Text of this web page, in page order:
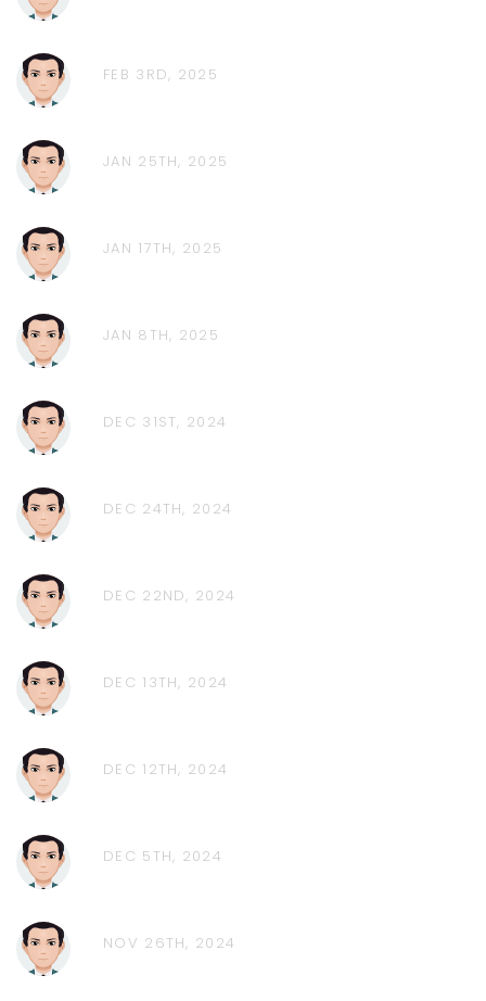
FEB 3RD, 2025
JAN 25TH, 2025
JAN 17TH, 2025
JAN 8TH, 2025
DEC 31ST, 2024
DEC 24TH, 2024
DEC 22ND, 2024
DEC 13TH, 2024
DEC 12TH, 2024
DEC 5TH, 2024
NOV 26TH, 2024